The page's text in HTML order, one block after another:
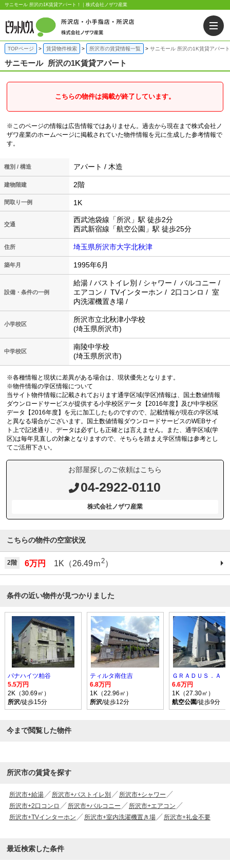
サニモール 所沢の1K賃貸アパート！｜株式会社ノザワ産業
TOPページ 賃貸物件検索 所沢市の賃貸情報一覧 サニモール 所沢の1K賃貸アパート
サニモール 所沢の1K賃貸アパート
こちらの物件は掲載が終了しています。
※このページの情報は広告情報ではありません。過去から現在まで株式会社ノ
ザワ産業のホームぺージに掲載されていた物件情報を元に生成した参考情報で
す。
種別 / 構造 アパート / 木造
建物階建 2階
間取り一例 1K
交通
西武池袋線「所沢」駅 徒歩2分
西武新宿線「航空公園」駅 徒歩25分
住所 埼玉県所沢市大字北秋津
築年月 1995年6月
設備・条件の一例
給湯 / バストイレ別 / シャワー / バルコニー /
エアコン / TVインターホン / 2口コンロ / 室
内洗濯機置き場 /
小学校区
所沢市立北秋津小学校
(埼玉県所沢市)
中学校区
南陵中学校
(埼玉県所沢市)
※各種情報と現状に差異がある場合は、現状優先となります。
※物件情報の学区情報について
当サイト物件情報に記載されております通学区域(学区)情報は、国土数値情報
ダウンロードサービスが提供する小学校区データ【2016年度】及び中学校区
データ【2016年度】を元に加工したものですので、記載情報が現在の学区域
と異なる場合がございます。国土数値情報ダウンロードサービスのWEBサイ
ト上で記述通り、データは必ずしも正確とは言えません。また、通学区域(学
区)は毎年見直しの対象となりますので、そちらを踏まえ学区情報は参考とし
てご活用下さい。
お部屋探しのご依頼はこちら
04-2922-0110
株式会社ノザワ産業
こちらの物件の空室状況
2階 6万円 1K（26.49ｍ2）
条件の近い物件が見つかりました
パナハイツ粕谷
5.5万円
2K（30.69㎡）
所沢/徒歩15分
ティルタ南住吉
6.8万円
1K（22.96㎡）
所沢/徒歩12分
6.6万円
1K（27.30㎡）
航空公園/徒歩9分
今まで閲覧した物件
所沢市の賃貸を探す
所沢市+給湯 所沢市+バストイレ別
所沢市+シャワー
所沢市+2口コンロ
所沢市+バルコニー
所沢市+エアコン
所沢市+TVインターホン
所沢市+室内洗濯機置き場 所沢市+礼金不要
最近検索した条件